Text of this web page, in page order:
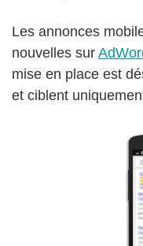
Les annonces
nouvelles sur
mise en place est
et ciblent